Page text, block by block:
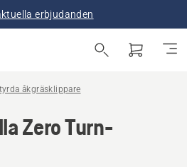
erbjudanden
åkgräsklippare
Zero Turn-